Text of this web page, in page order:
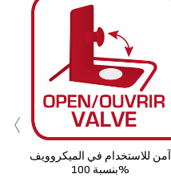
آمن للاستخدام في الميكروويف
بنسبة 100%
‹